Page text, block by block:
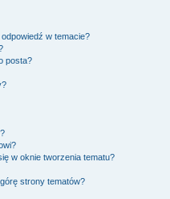
w temacie?
posta?
w oknie tworzenia tematu?
strony tematów?